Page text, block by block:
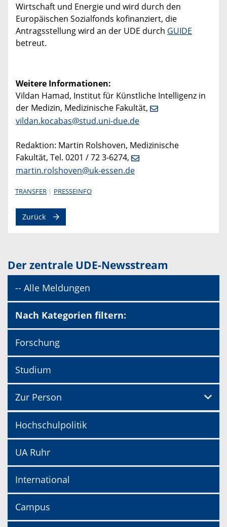
Wirtschaft und Energie und wird durch den
Europäischen Sozialfonds kofinanziert, die
Antragsstellung wird an der UDE durch GUIDE
betreut.
Weitere Informationen:
Vildan Hamad, Institut für Künstliche Intelligenz in
der Medizin, Medizinische Fakultät,
vildan.kocabas@stud.uni-due.de
Redaktion: Martin Rolshoven, Medizinische
Fakultät, Tel. 0201 / 72 3-6274,
martin.rolshoven@uk-essen.de
TRANSFER PRESSEINFO
Zurück
Der zentrale UDE-Newsstream
-- Alle Meldungen
Nach Kategorien filtern:
Forschung
Studium
Zur Person
Hochschulpolitik
UA Ruhr
International
Campus